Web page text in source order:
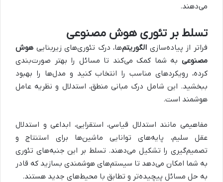
می‌دهند.
تسلط بر تئوری هوش مصنوعی
فراتر از پیاده‌سازی الگوریتم‌ها، درک تئوری‌های زیربنایی هوش
مصنوعی به شما کمک می‌کند تا مسائل را بهتر صورت‌بندی
کرده، رویکردهای مناسب را انتخاب کنید و مدل‌ها را بهبود
ببخشید. این شامل درک مبانی منطق، استدلال و نظریه عامل
هوشمند است.
مفاهیمی مانند استدلال قیاسی، استقرایی، ابداعی و استدلال
عقل سلیم، پایه‌های توانایی ماشین‌ها برای استنتاج و
تصمیم‌گیری را تشکیل می‌دهند. تسلط بر این جنبه‌های تئوری
به شما امکان می‌دهد تا سیستم‌های هوشمندی بسازید که قادر
به حل مسائل پیچیده‌تر و تطابق با محیط‌های جدید هستند.